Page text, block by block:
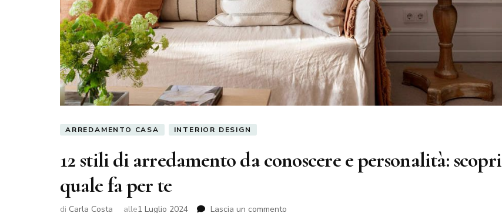
ARREDAMENTO CASA INTERIOR DESIGN
12 stili di arredamento da conoscere e personalità: scopri
quale fa per te
di Carla Costa alle1 Luglio 2024 Lascia un commento